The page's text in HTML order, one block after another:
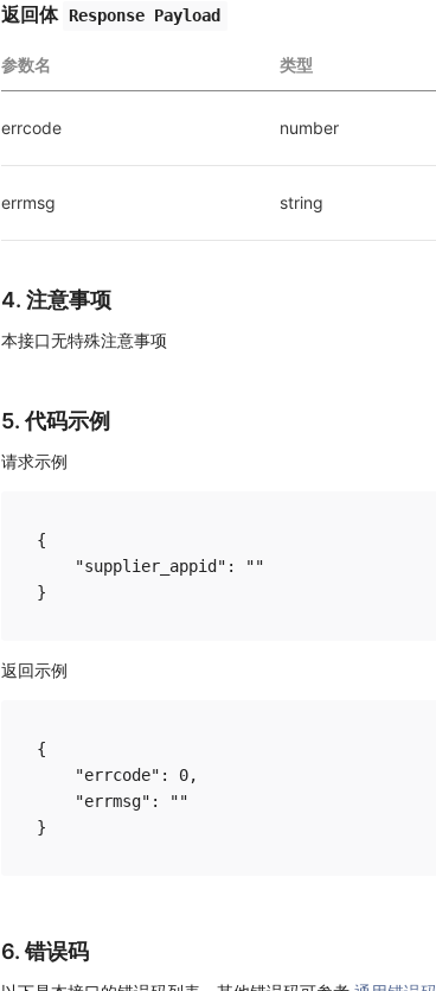
返回体 Response Payload
参数名 类型
errcode number
errmsg string
4. 注意事项
本接口无特殊注意事项
5. 代码示例
请求示例
{
    "supplier_appid": ""
返回示例
{
    "errcode": 0,
    "errmsg": ""
6. 错误码